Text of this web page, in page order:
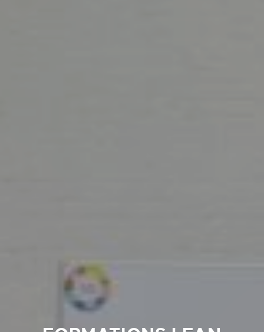
LA LEAN ACADEMY :
L'USINE-ECOLE